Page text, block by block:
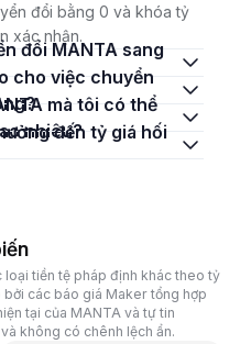
đổi bằng 0 và khóa tỷ
xác nhận.
nhiêu?
loại tiền tệ pháp định khác theo tỷ
các báo giá Maker tổng hợp
tại của MANTA và tự tin
không có chênh lệch ẩn.